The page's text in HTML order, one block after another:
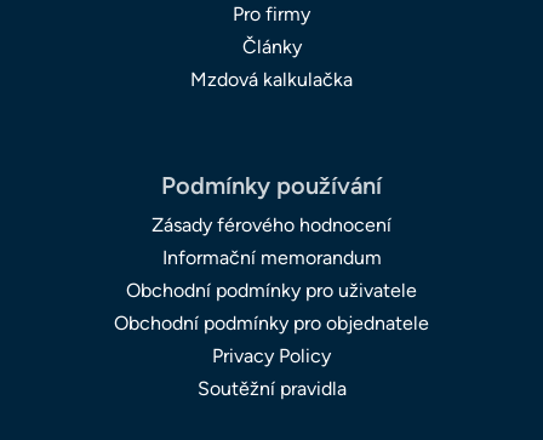
Pro firmy
Články
Mzdová kalkulačka
Podmínky používání
Zásady férového hodnocení
Informační memorandum
Obchodní podmínky pro uživatele
Obchodní podmínky pro objednatele
Privacy Policy
Soutěžní pravidla